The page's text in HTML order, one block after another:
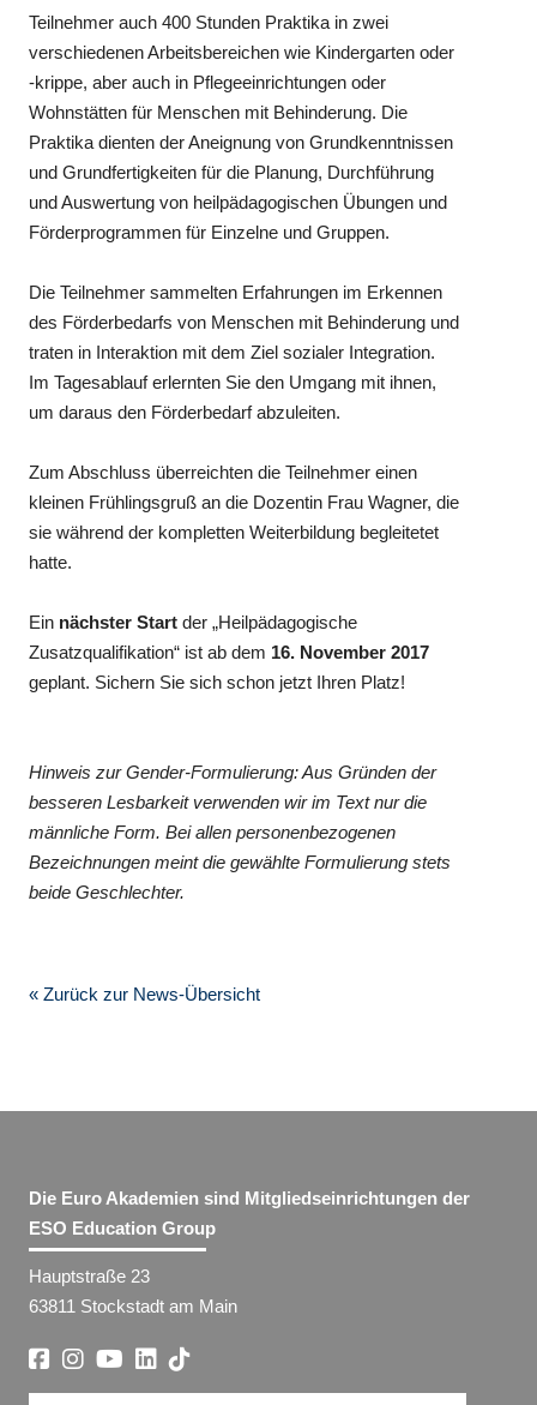
Teilnehmer auch 400 Stunden Praktika in zwei
verschiedenen Arbeitsbereichen wie Kindergarten oder
-krippe, aber auch in Pflegeeinrichtungen oder
Wohnstätten für Menschen mit Behinderung. Die
Praktika dienten der Aneignung von Grundkenntnissen
und Grundfertigkeiten für die Planung, Durchführung
und Auswertung von heilpädagogischen Übungen und
Förderprogrammen für Einzelne und Gruppen.
Die Teilnehmer sammelten Erfahrungen im Erkennen
des Förderbedarfs von Menschen mit Behinderung und
traten in Interaktion mit dem Ziel sozialer Integration.
Im Tagesablauf erlernten Sie den Umgang mit ihnen,
um daraus den Förderbedarf abzuleiten.
Zum Abschluss überreichten die Teilnehmer einen
kleinen Frühlingsgruß an die Dozentin Frau Wagner, die
sie während der kompletten Weiterbildung begleitetet
hatte.
Ein nächster Start der „Heilpädagogische
Zusatzqualifikation“ ist ab dem 16. November 2017
geplant. Sichern Sie sich schon jetzt Ihren Platz!
Hinweis zur Gender-Formulierung: Aus Gründen der
besseren Lesbarkeit verwenden wir im Text nur die
männliche Form. Bei allen personenbezogenen
Bezeichnungen meint die gewählte Formulierung stets
beide Geschlechter.
« Zurück zur News-Übersicht
Die Euro Akademien sind Mitgliedseinrichtungen der
ESO Education Group
Hauptstraße 23
63811 Stockstadt am Main